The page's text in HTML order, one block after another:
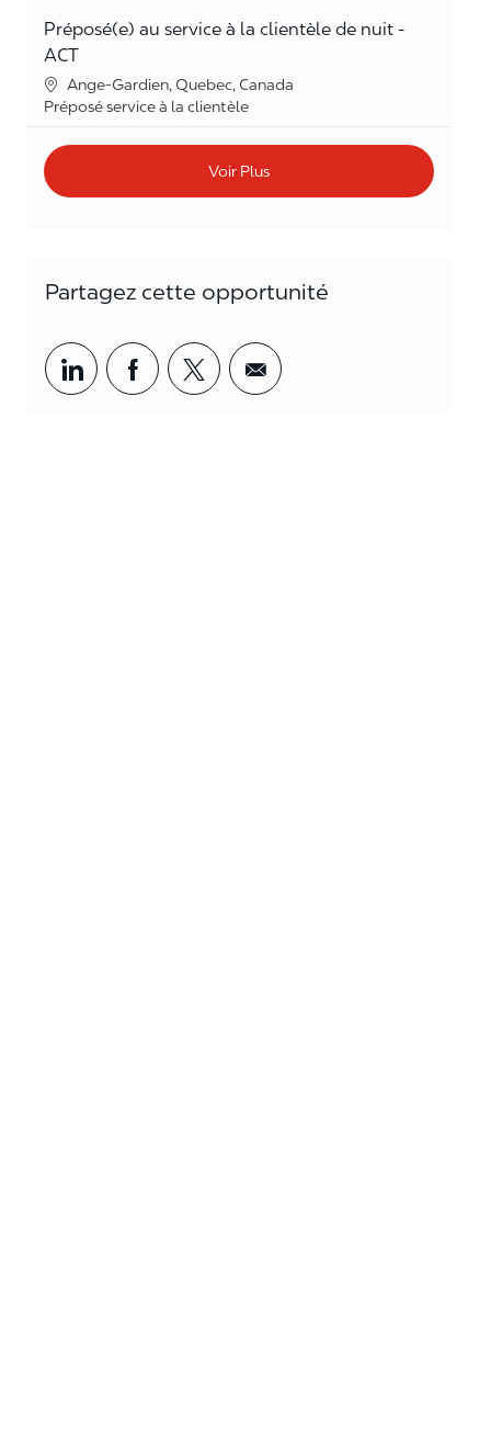
Préposé(e) au service à la clientèle de nuit -
ACT
LieuAnge-Gardien, Quebec, Canada
Catégorie
Préposé service à la clientèle
Voir Plus
Partagez cette opportunité
Partager par LinkedIn
Partager par Facebook
<span<span